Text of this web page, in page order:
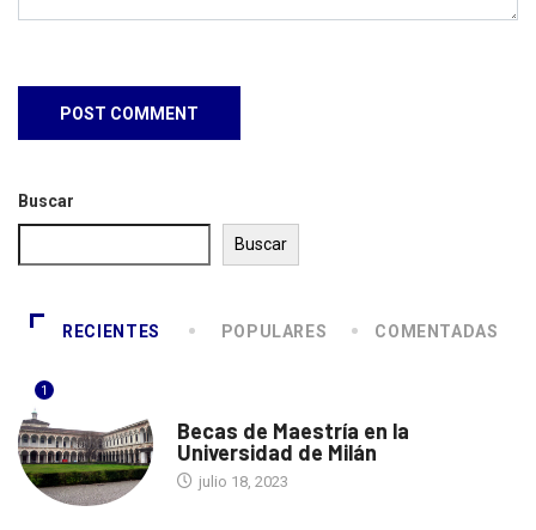
Buscar
Buscar
RECIENTES POPULARES COMENTADAS
1
Becas de Maestría en la
Universidad de Milán
julio 18, 2023